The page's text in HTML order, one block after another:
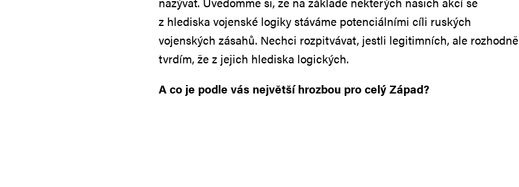
z hlediska vojenské logiky stáváme potenciálními cíli ruských
vojenských zásahů. Nechci rozpitvávat, jestli legitimních, ale rozhodně
tvrdím, že z jejich hlediska logických.
A co je podle vás největší hrozbou pro celý Západ?